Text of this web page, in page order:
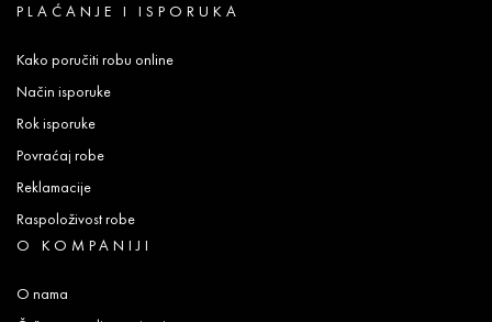
PLAĆANJE I ISPORUKA
Kako poručiti robu online
Način isporuke
Rok isporuke
Povraćaj robe
Reklamacije
Raspoloživost robe
O KOMPANIJI
O nama